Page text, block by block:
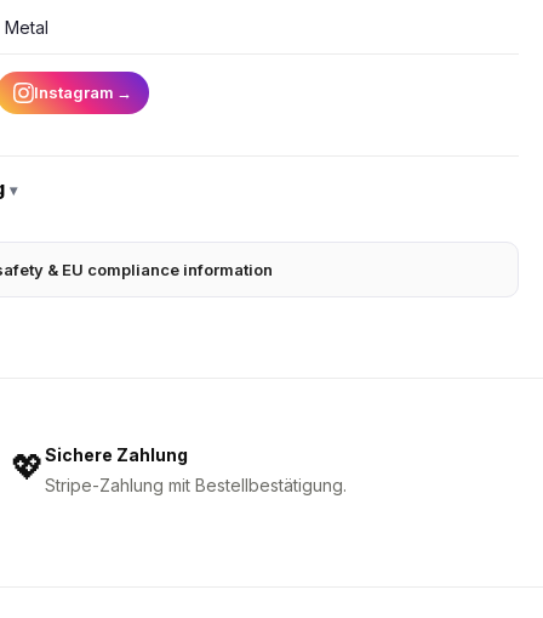
Metal
Instagram →
▾
& EU compliance information
💖Sichere Zahlung
Stripe-Zahlung mit Bestellbestätigung.